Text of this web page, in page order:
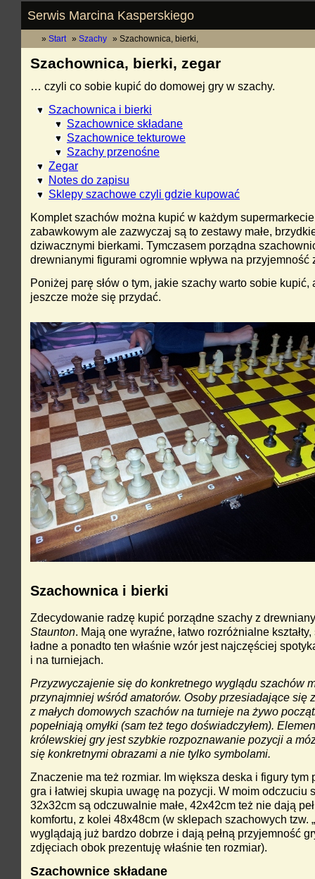
Serwis Marcina Kasperskiego
Start Szachy Szachownica, bierki,
Szachownica, bierki, zegar
… czyli co sobie kupić do domowej gry w szachy.
Szachownica i bierki
Szachownice składane
Szachownice tekturowe
Szachy przenośne
Zegar
Notes do zapisu
Sklepy szachowe czyli gdzie kupować
Komplet szachów można kupić w każdym
zabawkowym ale zazwyczaj są to zestawy małe,
dziwacznymi bierkami. Tymczasem porządna
drewnianymi figurami ogromnie wpływa na przyjemność
Poniżej parę słów o tym, jakie szachy warto sobie kupić,
jeszcze może się przydać.
Szachownica i bierki
Zdecydowanie radzę kupić porządne szachy z
Staunton. Mają one wyraźne, łatwo rozróżnialne
ładne a ponadto ten właśnie wzór jest najczęściej
i na turniejach.
Przyzwyczajenie się do konkretnego wyglądu szachów
przynajmniej wśród amatorów. Osoby przesiadające się
z małych domowych szachówna turnieje na żywo
popełniają omyłki (sam też tego doświadczyłem).
królewskiej gry jest szybkie rozpoznawanie pozycji a
się konkretnymi obrazami a nie tylko symbolami.
Znaczenie ma też rozmiar. Im większa deska i figury tym
gra i łatwiej skupia uwagę na pozycji. W moim odczuciu
32x32cm są odczuwalnie małe, 42x42cm też nie dają
komfortu, z kolei 48x48cm (w sklepach szachowych tzw.
wyglądają już bardzo dobrze i dają pełną przyjemność
zdjęciach obok prezentuję właśnie ten rozmiar).
Szachownice składane